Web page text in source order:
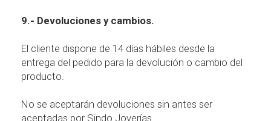
9.- Devoluciones y cambios.
El cliente dispone de 14 días hábiles desde la
entrega del pedido para la devolución o cambio del
producto.
No se aceptarán devoluciones sin antes ser
aceptadas por Sindo Joyerías.